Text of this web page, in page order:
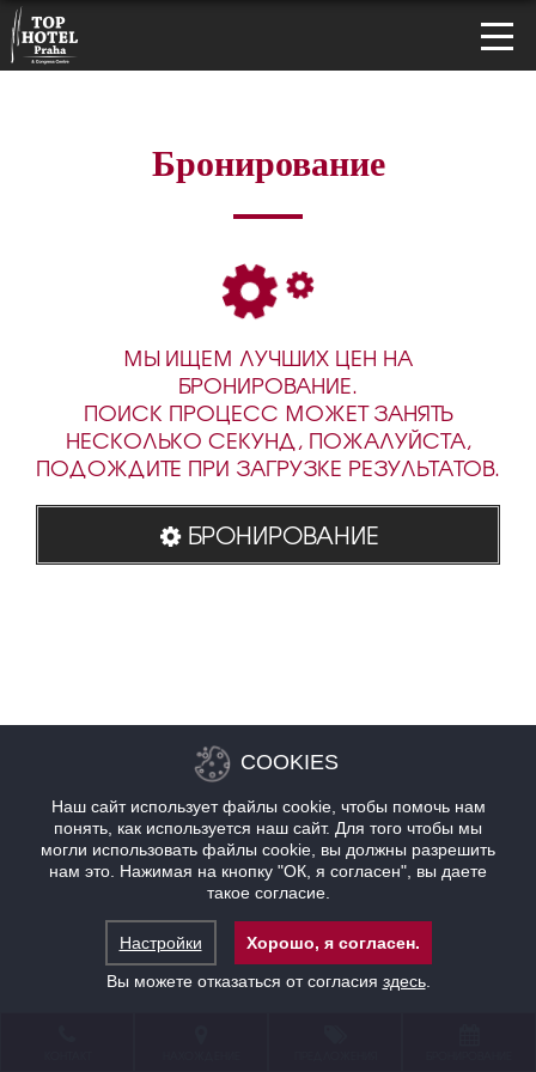
Бронирование
МЫ ИЩЕМ ЛУЧШИХ ЦЕН НА
БРОНИРОВАНИЕ.
ПОИСК ПРОЦЕСС МОЖЕТ ЗАНЯТЬ
НЕСКОЛЬКО СЕКУНД, ПОЖАЛУЙСТА,
ПОДОЖДИТЕ ПРИ ЗАГРУЗКЕ РЕЗУЛЬТАТОВ.
БРОНИРОВАНИЕ
COOKIES
Наш сайт использует файлы cookie, чтобы помочь нам
понять, как используется наш сайт. Для того чтобы мы
могли использовать файлы cookie, вы должны разрешить
нам это. Нажимая на кнопку "ОК, я согласен", вы даете
такое согласие.
Настройки
Хорошо, я согласен.
Вы можете отказаться от согласия здесь.